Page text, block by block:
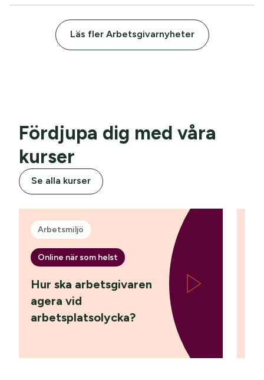
Läs fler Arbetsgivarnyheter
Fördjupa dig med våra
kurser
Se alla kurser
Arbetsmiljö
Online när som helst
Hur ska arbetsgivaren
agera vid
arbetsplatsolycka?